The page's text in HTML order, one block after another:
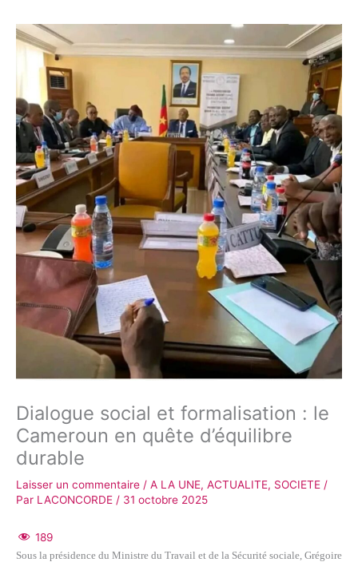
Dialogue social et formalisation : le
Cameroun en quête d’équilibre
durable
Laisser un commentaire / A LA UNE, ACTUALITE, SOCIETE /
Par LACONCORDE / 31 octobre 2025
189
Sous la présidence du Ministre du Travail et de la Sécurité sociale, Grégoire